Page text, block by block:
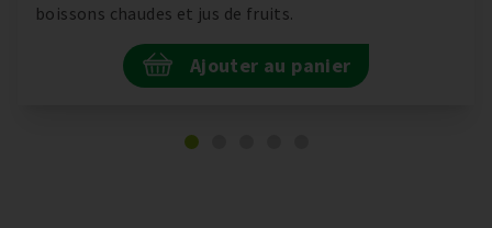
boissons chaudes et jus de fruits.
Ajouter au panier